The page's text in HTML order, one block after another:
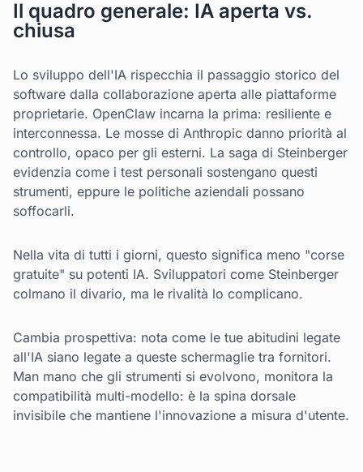
Il quadro generale: IA aperta vs.
chiusa
Lo sviluppo dell'IA rispecchia il passaggio storico del
software dalla collaborazione aperta alle piattaforme
proprietarie. OpenClaw incarna la prima: resiliente e
interconnessa. Le mosse di Anthropic danno priorità al
controllo, opaco per gli esterni. La saga di Steinberger
evidenzia come i test personali sostengano questi
strumenti, eppure le politiche aziendali possano
soffocarli.
Nella vita di tutti i giorni, questo significa meno "corse
gratuite" su potenti IA. Sviluppatori come Steinberger
colmano il divario, ma le rivalità lo complicano.
Cambia prospettiva: nota come le tue abitudini legate
all'IA siano legate a queste schermaglie tra fornitori.
Man mano che gli strumenti si evolvono, monitora la
compatibilità multi-modello: è la spina dorsale
invisibile che mantiene l'innovazione a misura d'utente.